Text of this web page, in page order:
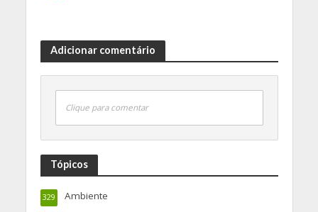
Adicionar comentário
Clique para comentar
Tópicos
Ambiente
329